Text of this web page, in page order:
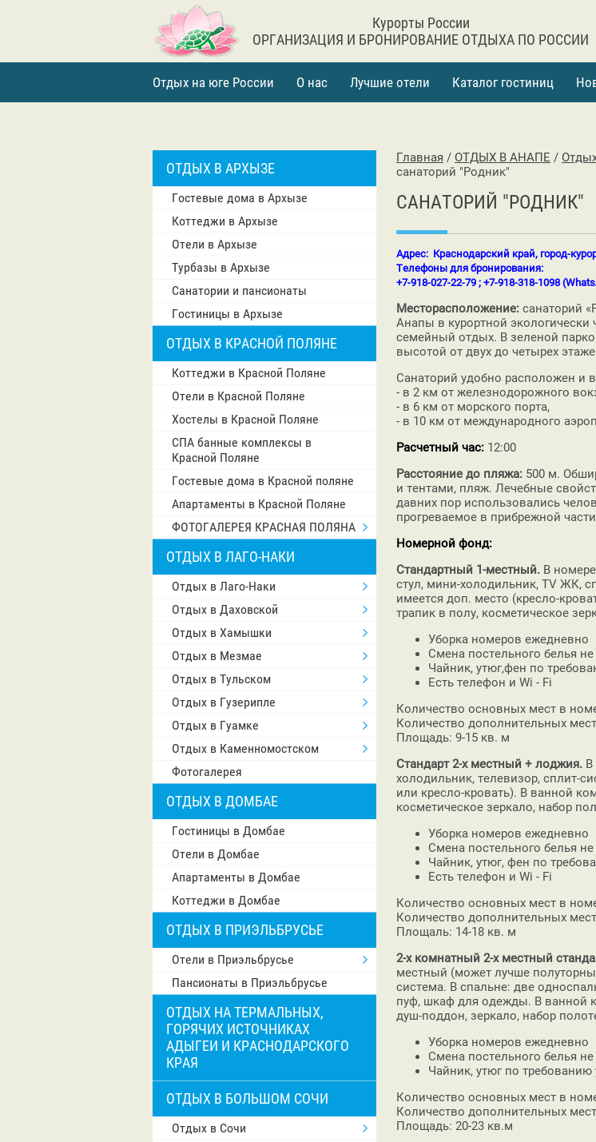
Курорты России
ОРГАНИЗАЦИЯ И БРОНИРОВАНИЕ ОТДЫХА ПО РОССИИ
Отдых на юге России О нас Лучшие отели Каталог гостиниц
ОТДЫХ В АРХЫЗЕ
Гостевые дома в Архызе
Коттеджи в Архызе
Отели в Архызе
Турбазы в Архызе
Санатории и пансионаты
Гостиницы в Архызе
ОТДЫХ В КРАСНОЙ ПОЛЯНЕ
Коттеджи в Красной Поляне
Отели в Красной Поляне
Хостелы в Красной Поляне
СПА банные комплексы в
Красной Поляне
Гостевые дома в Красной поляне
Апартаменты в Красной Поляне
ФОТОГАЛЕРЕЯ КРАСНАЯ ПОЛЯНА
ОТДЫХ В ЛАГО-НАКИ
Отдых в Лаго-Наки
Отдых в Даховской
Отдых в Хамышки
Отдых в Мезмае
Отдых в Тульском
Отдых в Гузерипле
Отдых в Гуамке
Отдых в Каменномостском
Фотогалерея
ОТДЫХ В ДОМБАЕ
Гостиницы в Домбае
Отели в Домбае
Апартаменты в Домбае
Коттеджи в Домбае
ОТДЫХ В ПРИЭЛЬБРУСЬЕ
Отели в Приэльбрусье
Пансионаты в Приэльбрусье
ОТДЫХ НА ТЕРМАЛЬНЫХ,
ГОРЯЧИХ ИСТОЧНИКАХ
АДЫГЕИ И КРАСНОДАРСКОГО
КРАЯ
ОТДЫХ В БОЛЬШОМ СОЧИ
Отдых в Сочи
Главная / ОТДЫХ В АНАПЕ /
санаторий "Родник"
САНАТОРИЙ "РОДНИК"
Адрес: Краснодарский край, город-
Телефоны для бронирования:
+7-918-027-22-79 ; +7-918-318-1098
Месторасположение: санаторий
Анапы в курортной экологически
семейный отдых. В зеленой
высотой от двух до четырех
Санаторий удобно расположен и
- в 2 км от железнодорожного
- в 6 км от морского порта,
- в 10 км от международного
Расчетный час: 12:00
Расстояние до пляжа: 500 м.
и тентами, пляж. Лечебные
давних пор использовались
прогреваемое в прибрежной
Номерной фонд:
Стандартный 1-местный. В
стул, мини-холодильник, TV ЖК,
имеется доп. место (кресло-
трапик в полу, косметическое
Уборка номеров ежедневно
Смена постельного белья
Чайник, утюг,фен по
Есть телефон и Wi - Fi
Количество основных мест в
Количество дополнительных
Площадь: 9-15 кв. м
Стандарт 2-х местный + лоджия. В
холодильник, телевизор, сплит-
или кресло-кровать). В ванной
косметическое зеркало, набор
Уборка номеров ежедневно
Смена постельного белья
Чайник, утюг, фен по
Есть телефон и Wi - Fi
Количество основных мест в
Количество дополнительных
Площаль: 14-18 кв. м
2-х комнатный 2-х местный
местный (может лучше
система. В спальне: две
пуф, шкаф для одежды. В ванной
душ-поддон, зеркало, набор
Уборка номеров ежедневно
Смена постельного белья
Чайник, утюг по требованию
Количество основных мест в
Количество дополнительных
Площадь: 20-23 кв.м